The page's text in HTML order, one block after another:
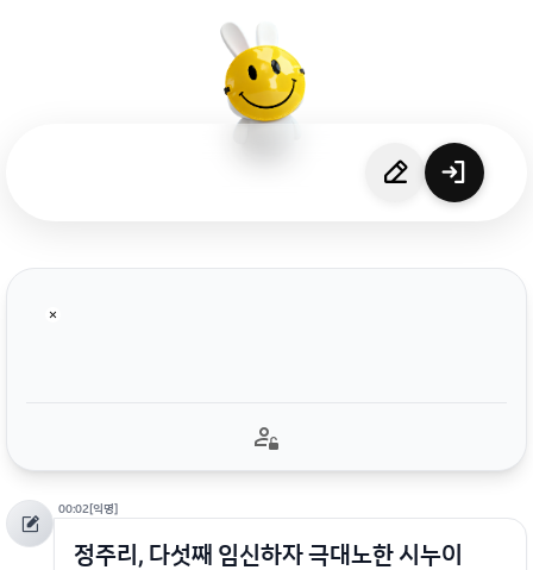
00:02[익명]
정주리, 다섯째 임신하자 극대노한 시누이